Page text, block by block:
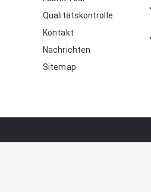
Qualitätskontrolle
Kontakt
Nachrichten
Sitemap